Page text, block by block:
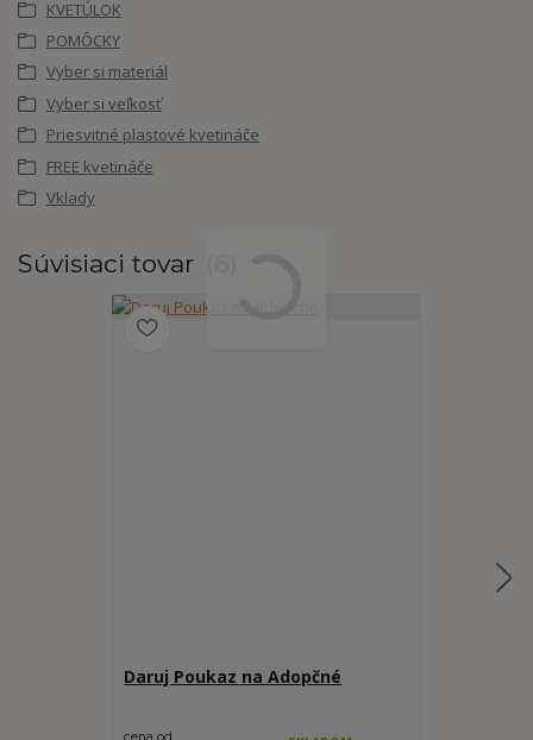
KVETÚLOK
POMÔCKY
Vyber si materiál
Vyber si veľkosť
Priesvitné plastové kvetináče
FREE kvetináče
Vklady
Súvisiaci tovar
Daruj Poukaz na Adopčné
cena od